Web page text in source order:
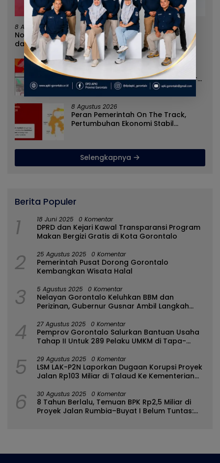
8 Agustus 2026
Norman Joesoef Dinilai Cocok Perkuat Regenerasi
dan Inovasi Pertahanan Nasional
8 Agustus 2026
Nilai Tukar Petani Naik, Angka
Kemiskinan Turun, Program Gusnar-
Idah Jadi Penggerak Ekonomi Dan
Dinikmati Masyarakat
8 Agustus 2026
Peran Pemerintah On The Track,
Pertumbuhan Ekonomi Stabil
Selengkapnya
Berita Populer
1 18 Juni 2025 0 Komentar
DPRD dan Kejari Kawal Transparansi Program
Makan Bergizi Gratis di Kota Gorontalo
2 25 Agustus 2025 0 Komentar
Pemerintah Pusat Dorong Gorontalo
Kembangkan Wisata Halal
3 5 Agustus 2025 0 Komentar
Nelayan Gorontalo Keluhkan BBM dan
Perizinan, Gubernur Gusnar Ambil Langkah
4 27 Agustus 2025 0 Komentar
Pemprov Gorontalo Salurkan Bantuan Usaha
Tahap II Untuk 289 Pelaku UMKM di Tapa-
5 29 Agustus 2025 0 Komentar
LSM LAK-P2N Laporkan Dugaan Korupsi Proyek
Jalan Rp103 Miliar di Talaud Ke Kementerian
6 30 Agustus 2025 0 Komentar
8 Tahun Berlalu, Temuan BPK Rp2,5 Miliar di
Proyek Jalan Rumbia–Buyat I Belum Tuntas: